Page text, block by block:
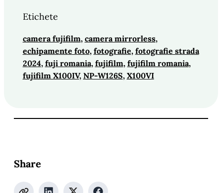
Etichete
camera fujifilm, camera mirrorless ,
echipamente foto, fotografie, fotografie strada
2024, fuji romania, fujifilm, fujifilm romania ,
fujifilm X100IV, NP-W126S, X100VI
Share